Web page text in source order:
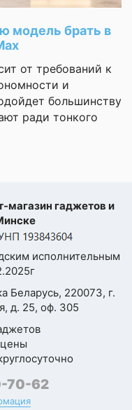
Dolby Atmos
кожа
в дисплей
я
модель брать в
от требований к
и
большинству
ради тонкого
гаджетов и
исполнительным
Беларусь, 220073, г.
д. 25, оф. 305
70-62